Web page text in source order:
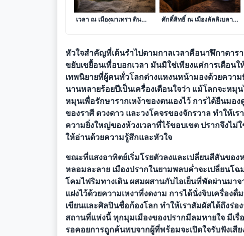
ลมหายใจแห่งศิลาและกาล
เวลา ณ เมืองมาเทรา ดิน
เงาแห่งศรัทธาบนยอดเขา
ศักดิ์สิทธิ์ ณ เมืองลัลลิเบลา
หัวใจสำคัญที่เต้นรำไปตามกาลเวลาคือนาฬิกาดา
ขยับเขยื้อนเพื่อบอกเวลา มันมิใช่เพียงแค่การเตือ
เทพนิยายที่ผู้คนทั่วโลกต่างแหงนหน้ามองด้วยควา
นานหลายร้อยปีเป็นเครื่องเตือนใจว่า แม้โลกจะหมุ
หมุนเพื่อรักษารากเหง้าของตนเองไว้ การได้ยืน
ของราศี ดวงดาว และวงโคจรของจักรวาล ทำให้เ
ความยิ่งใหญ่ของห้วงเวลาที่ไร้ขอบเขต ปรากจึงไ
ให้อ่านด้วยความรู้สึกและหัวใจ
ขณะที่แสงอาทิตย์เริ่มโรยตัวลงและเปลี่ยนสีสันของ
หลอมละลาย เมืองปรากในยามพลบค่ำจะเปลี่ยนโ
โคมไฟริมทางเดิน ผสมผสานกับไอเย็นที่พัดผ่านม
แฝงไว้ด้วยความเหงาที่งดงาม การได้นั่งจิบเครื่อง
เขียนและศิลปินชื่อก้องโลก ทำให้เราสัมผัสได้ถึงร่
สถานที่แห่งนี้ ทุกมุมเมืองของปรากมีลมหายใจ มีเ
รอคอยการถูกค้นพบจากผู้ที่พร้อมจะเปิดใจรับฟังเสี